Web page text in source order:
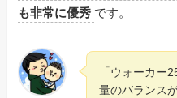
も非常に優秀 です。
「ウォーカー
量のバランス